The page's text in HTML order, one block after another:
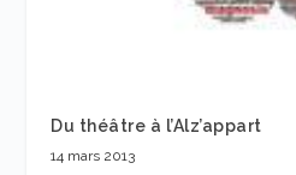
Du théâtre à l’Alz’appart
14 mars 2013